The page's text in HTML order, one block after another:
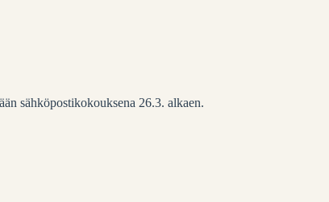
sähköpostikokouksena 26.3. alkaen.